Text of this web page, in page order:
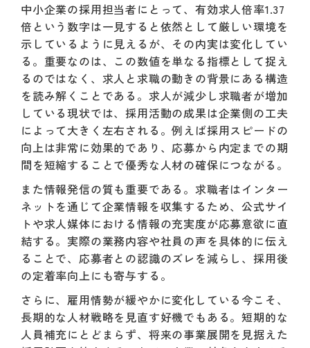
中小企業の採用担当者にとって、有効求人倍率1.37
倍という数字は一見すると依然として厳しい環境を
示しているように見えるが、その内実は変化してい
る。重要なのは、この数値を単なる指標として捉え
るのではなく、求人と求職の動きの背景にある構造
を読み解くことである。求人が減少し求職者が増加
している現状では、採用活動の成果は企業側の工夫
によって大きく左右される。例えば採用スピードの
向上は非常に効果的であり、応募から内定までの期
間を短縮することで優秀な人材の確保につながる。
また情報発信の質も重要である。求職者はインター
ネットを通じて企業情報を収集するため、公式サイ
トや求人媒体における情報の充実度が応募意欲に直
結する。実際の業務内容や社員の声を具体的に伝え
ることで、応募者との認識のズレを減らし、採用後
の定着率向上にも寄与する。
さらに、雇用情勢が緩やかに変化している今こそ、
長期的な人材戦略を見直す好機でもある。短期的な
人員補充にとどまらず、将来の事業展開を見据えた